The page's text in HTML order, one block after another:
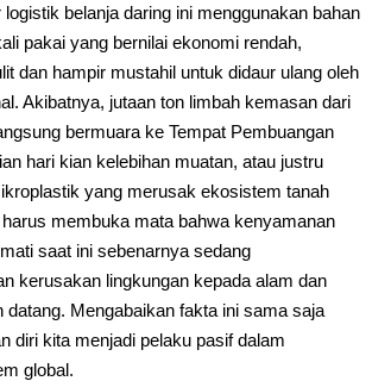
belanja daring ini menggunakan bahan
pakai yang bernilai ekonomi rendah,
dan hampir mustahil untuk didaur ulang oleh
Akibatnya, jutaan ton limbah kemasan dari
bermuara ke Tempat Pembuangan
hari kian kelebihan muatan, atau justru
yang merusak ekosistem tanah
membuka mata bahwa kenyamanan
saat ini sebenarnya sedang
kerusakan lingkungan kepada alam dan
datang. Mengabaikan fakta ini sama saja
diri kita menjadi pelaku pasif dalam
global.